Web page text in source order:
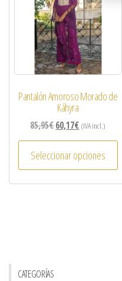
Pantalón Amoroso Morado de
Káhyra
85,95€60,17€ (IVA incl.)
Seleccionar opciones
CATEGORÍAS